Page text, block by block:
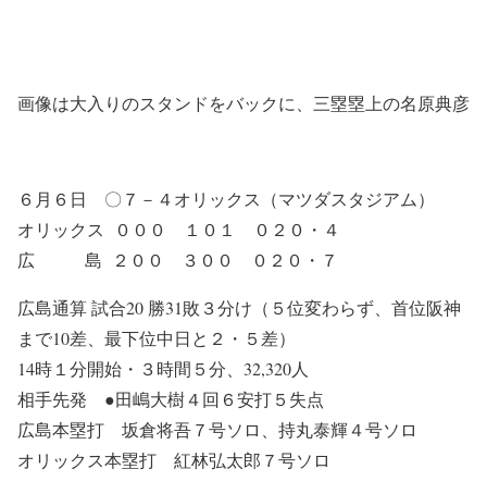
画像は大入りのスタンドをバックに、三塁塁上の名原典彦
６月６日 〇７－４オリックス（マツダスタジアム）
オリックス ０００ １０１ ０２０・４
広 島 ２００ ３００ ０２０・７
広島通算 試合20 勝31敗３分け（５位変わらず、首位阪神
まで10差、最下位中日と２・５差）
14時１分開始・３時間５分、32,320人
相手先発 ●田嶋大樹４回６安打５失点
広島本塁打 坂倉将吾７号ソロ、持丸泰輝４号ソロ
オリックス本塁打 紅林弘太郎７号ソロ